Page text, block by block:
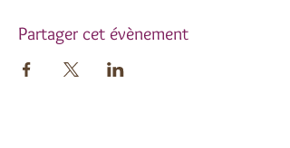
Partager cet évènement